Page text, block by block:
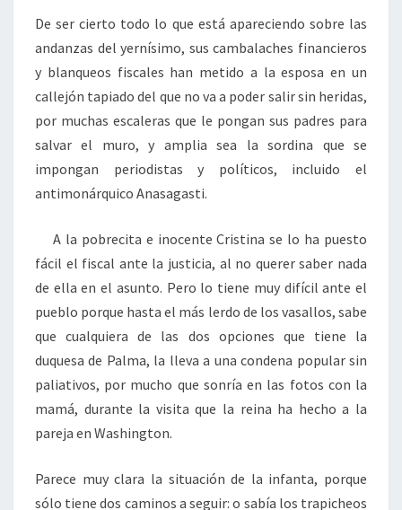
De ser cierto todo lo que está apareciendo sobre las
andanzas del yernísimo, sus cambalaches financieros
y blanqueos fiscales han metido a la esposa en un
callejón tapiado del que no va a poder salir sin heridas,
por muchas escaleras que le pongan sus padres para
salvar el muro, y amplia sea la sordina que se
impongan periodistas y políticos, incluido el
antimonárquico Anasagasti.
A la pobrecita e inocente Cristina se lo ha puesto
fácil el fiscal ante la justicia, al no querer saber nada
de ella en el asunto. Pero lo tiene muy difícil ante el
pueblo porque hasta el más lerdo de los vasallos, sabe
que cualquiera de las dos opciones que tiene la
duquesa de Palma, la lleva a una condena popular sin
paliativos, por mucho que sonría en las fotos con la
mamá, durante la visita que la reina ha hecho a la
pareja en Washington.
Parece muy clara la situación de la infanta, porque
sólo tiene dos caminos a seguir: o sabía los trapicheos